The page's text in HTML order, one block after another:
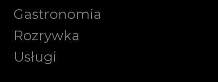
Gastronomia
Rozrywka
Usługi